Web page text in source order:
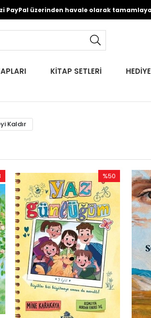
PayPal üzerinden havale olarak
KİTAP SETLERİ
Kaldır
%50
İndirim
%50İndirim